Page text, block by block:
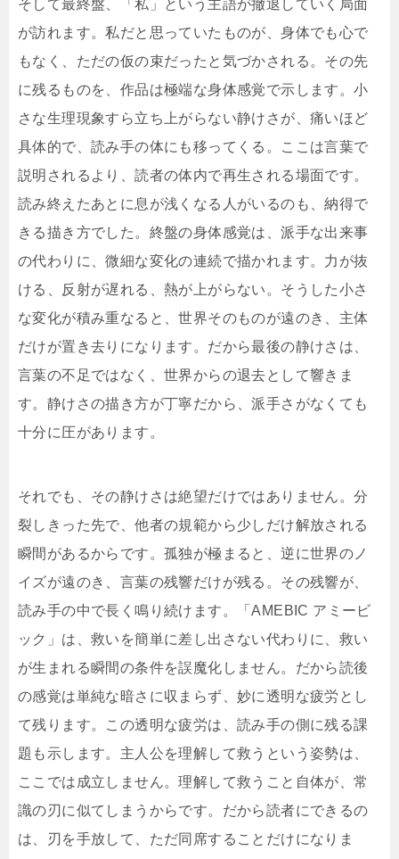
そして最終盤、「私」という主語が撤退していく局面
が訪れます。私だと思っていたものが、身体でも心で
もなく、ただの仮の束だったと気づかされる。その先
に残るものを、作品は極端な身体感覚で示します。小
さな生理現象すら立ち上がらない静けさが、痛いほど
具体的で、読み手の体にも移ってくる。ここは言葉で
説明されるより、読者の体内で再生される場面です。
読み終えたあとに息が浅くなる人がいるのも、納得で
きる描き方でした。終盤の身体感覚は、派手な出来事
の代わりに、微細な変化の連続で描かれます。力が抜
ける、反射が遅れる、熱が上がらない。そうした小さ
な変化が積み重なると、世界そのものが遠のき、主体
だけが置き去りになります。だから最後の静けさは、
言葉の不足ではなく、世界からの退去として響きま
す。静けさの描き方が丁寧だから、派手さがなくても
十分に圧があります。
それでも、その静けさは絶望だけではありません。分
裂しきった先で、他者の規範から少しだけ解放される
瞬間があるからです。孤独が極まると、逆に世界のノ
イズが遠のき、言葉の残響だけが残る。その残響が、
読み手の中で長く鳴り続けます。「AMEBIC アミービ
ック」は、救いを簡単に差し出さない代わりに、救い
が生まれる瞬間の条件を誤魔化しません。だから読後
の感覚は単純な暗さに収まらず、妙に透明な疲労とし
て残ります。この透明な疲労は、読み手の側に残る課
題も示します。主人公を理解して救うという姿勢は、
ここでは成立しません。理解して救うこと自体が、常
識の刃に似てしまうからです。だから読者にできるの
は、刃を手放して、ただ同席することだけになりま